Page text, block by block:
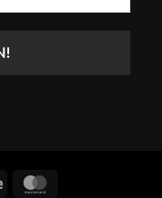
Streifen